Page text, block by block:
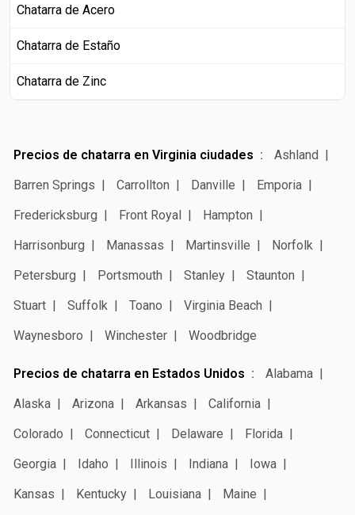
Chatarra de Acero
Chatarra de Estaño
Chatarra de Zinc
Precios de chatarra en Virginia ciudades
Ashland
Barren Springs
Carrollton Danville
Emporia
Fredericksburg
Front Royal
Hampton
Harrisonburg
Manassas Martinsville
Norfolk
Petersburg
Portsmouth Stanley
Staunton
Stuart
Suffolk Toano
Virginia Beach
Waynesboro
Winchester Woodbridge
Precios de chatarra en Estados Unidos
Alabama
Alaska
Arizona Arkansas
California
Colorado
Connecticut Delaware
Florida
Georgia
Idaho Illinois Indiana
Iowa
Kansas
Kentucky Louisiana
Maine